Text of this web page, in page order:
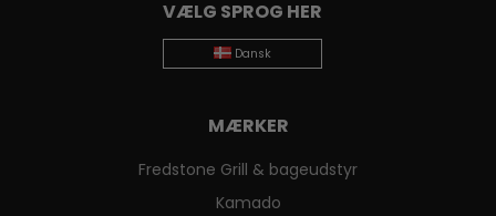
VÆLG SPROG HER
Dansk
MÆRKER
Fredstone Grill & bageudstyr
Kamado